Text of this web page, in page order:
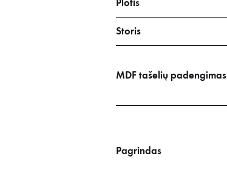
Plotis
Storis
MDF tašelių padengimas
Pagrindas